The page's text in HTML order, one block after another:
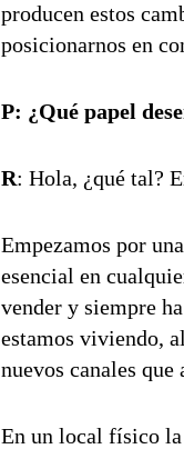
producen estos
posicionarnos en
P: ¿Qué papel
R: Hola, ¿qué tal?
Empezamos por
esencial en
vender y siempre
estamos viviendo,
nuevos canales
En un local físico la